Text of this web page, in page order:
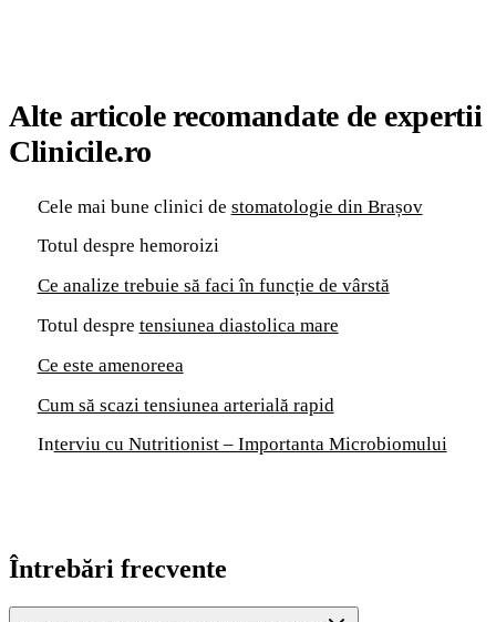
Alte articole recomandate de expertii
Clinicile.ro
Cele mai bune clinici de stomatologie din Brașov
Totul despre hemoroizi
Ce analize trebuie să faci în funcție de vârstă
Totul despre tensiunea diastolica mare
Ce este amenoreea
Cum să scazi tensiunea arterială rapid
Interviu cu Nutritionist – Importanta Microbiomului
Întrebări frecvente